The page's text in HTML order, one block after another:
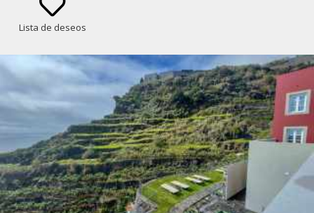
Lista de deseos